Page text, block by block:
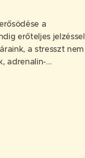
a
erőteljes jelzéssel
a stresszt nem
adrenalin-
is